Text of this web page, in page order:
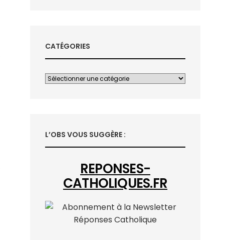
CATÉGORIES
L’OBS VOUS SUGGÈRE :
REPONSES-
CATHOLIQUES.FR